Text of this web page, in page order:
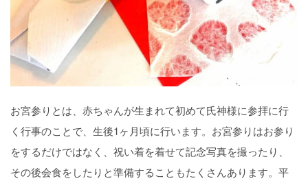
お宮参りとは、赤ちゃんが生まれて初めて氏神様に参拝に行
く行事のことで、生後1ヶ月頃に行います。お宮参りはお参り
をするだけではなく、祝い着を着せて記念写真を撮ったり、
その後会食をしたりと準備することもたくさんあります。平